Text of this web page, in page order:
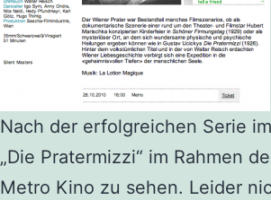
Nach der erfolgreichen Serie im
„Die Pratermizzi“ im Rahmen
Metro Kino zu sehen. Leider